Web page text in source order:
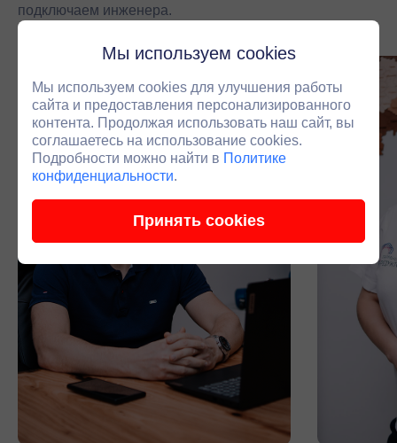
подключаем инженера.
Мы используем cookies
Мы используем cookies для улучшения работы
сайта и предоставления персонализированного
контента. Продолжая использовать наш сайт, вы
соглашаетесь на использование cookies.
Подробности можно найти в Политике
конфиденциальности.
Принять cookies